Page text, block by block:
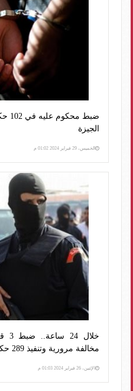
الجيزة
الخميس، 29 فبراير 2024 01:02 م
مخالفة مرورية وتنفيذ 289 حكم قضائى
الإثنين، 26 فبراير 2024 01:03 م